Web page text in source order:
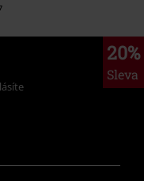
20%
Sleva